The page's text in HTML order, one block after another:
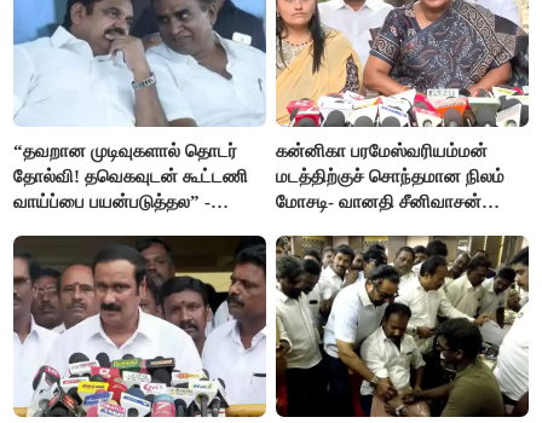
“தவறான முடிவுகளால் தொடர்
தோல்வி! தவெகவுடன் கூட்டணி
வாய்ப்பை பயன்படுத்தல” -
கன்னிகா பரமேஸ்வரியம்மன்
மடத்திற்குச் சொந்தமான நிலம்
மோசடி- வானதி சீனிவாசன்